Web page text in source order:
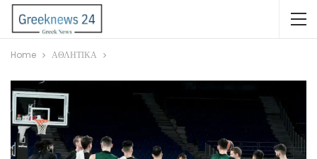
Home ΑΘΛΗΤΙΚΑ